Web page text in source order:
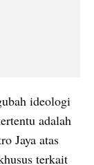
ideologi
adalah
Jaya atas
terkait